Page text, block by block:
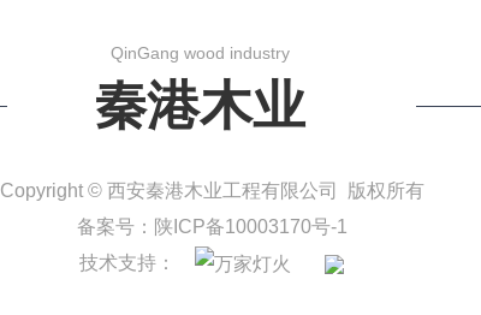
QinGang wood industry
秦港木业
Copyright © 西安秦港木业工程有限公司 版权所有
备案号： 陕ICP备10003170号-1
技术支持：